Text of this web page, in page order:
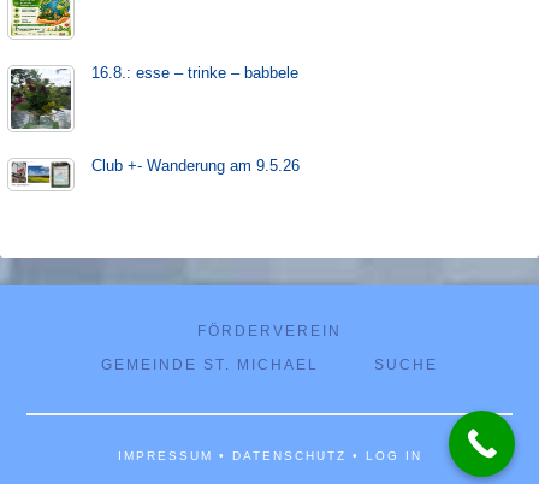
16.8.: esse – trinke – babbele
Club +- Wanderung am 9.5.26
FÖRDERVEREIN
GEMEINDE ST. MICHAEL
SUCHE
IMPRESSUM • DATENSCHUTZ • LOG IN